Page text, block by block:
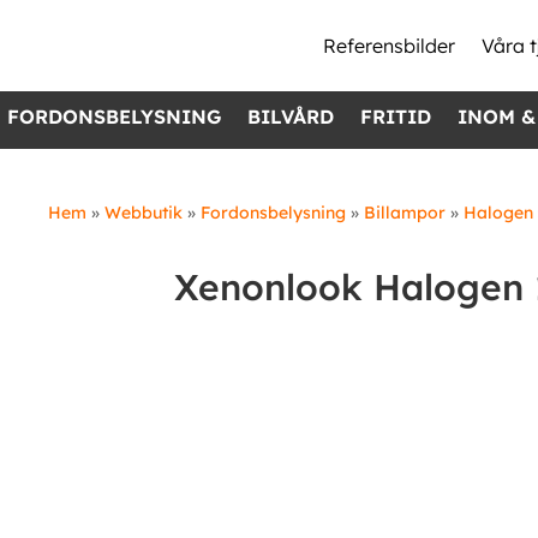
Referensbilder Våra
FORDONSBELYSNING BILVÅRD FRITID INOM &
Hem » Webbutik » Fordonsbelysning » Billampor » Halogen
Xenonlook Halogen